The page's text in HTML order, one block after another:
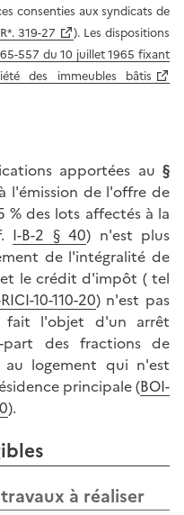
consenties aux syndicats de
319-27
). Les dispositions
557 du 10 juillet 1965 fixant
des immeubles bâtis
apportées au §
l'émission de l'offre de
des lots affectés à la
I-B-2 § 40) n'est plus
de l'intégralité de
le crédit d'impôt ( tel
10-110-20) n'est pas
fait l'objet d'un arrêt
des fractions de
logement qui n'est
principale (BOI-
).
à réaliser